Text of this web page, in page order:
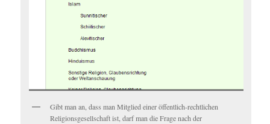
Gibt man an, dass man Mitglied einer öffentlich-rechtlichen
Religionsgesellschaft ist, darf man die Frage nach der